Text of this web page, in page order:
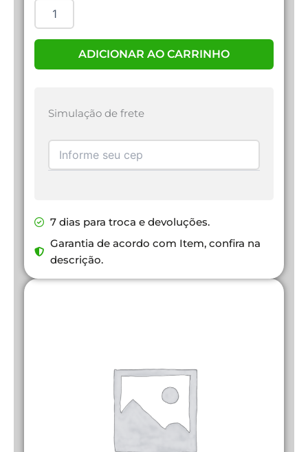
ADICIONAR AO CARRINHO
Simulação de frete
7 dias para troca e devoluções.
Garantia de acordo com Item, confira na
descrição.